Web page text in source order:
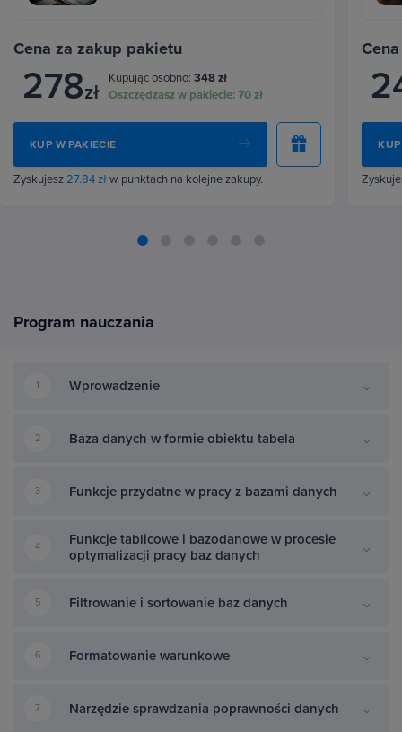
Cena za zakup pakietu
278zł
Kupując osobno: 348 zł
Oszczędzasz w pakiecie:70 zł
KUP W PAKIECIE
Zyskujesz27.84 złw punktach na kolejne zakupy.
Program nauczania
1 Wprowadzenie
2 Baza danych w formie obiektu tabela
3 Funkcje przydatne w pracy z bazami danych
4
Funkcje tablicowe i bazodanowe w procesie
optymalizacji pracy baz danych
5 Filtrowanie i sortowanie baz danych
6 Formatowanie warunkowe
7 Narzędzie sprawdzania poprawności danych